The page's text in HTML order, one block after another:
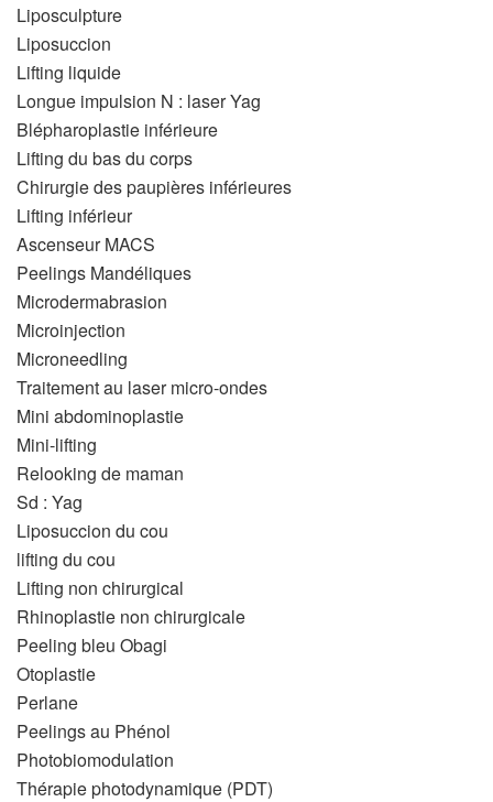
Liposculpture
Liposuccion
Lifting liquide
Longue impulsion N : laser Yag
Blépharoplastie inférieure
Lifting du bas du corps
Chirurgie des paupières inférieures
Lifting inférieur
Ascenseur MACS
Peelings Mandéliques
Microdermabrasion
Microinjection
Microneedling
Traitement au laser micro-ondes
Mini abdominoplastie
Mini-lifting
Relooking de maman
Sd : Yag
Liposuccion du cou
lifting du cou
Lifting non chirurgical
Rhinoplastie non chirurgicale
Peeling bleu Obagi
Otoplastie
Perlane
Peelings au Phénol
Photobiomodulation
Thérapie photodynamique (PDT)